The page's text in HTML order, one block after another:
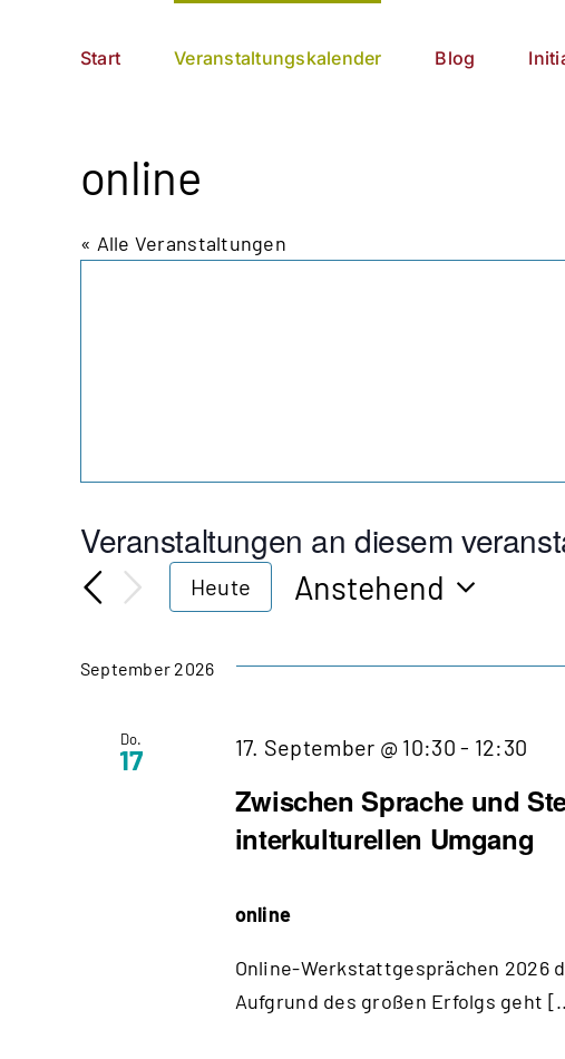
Start Veranstaltungskalender Blog
online
« Alle Veranstaltungen
Veranstaltungen an diesem
Heute
Anstehend
September 2026
Do.
17
Zwischen Sprache und
interkulturellen Umgang
17. September @ 10:30 - 12:30
online
Online-Werkstattgesprächen
Aufgrund des großen Erfolgs geht